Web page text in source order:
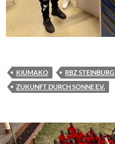
KIUMAKO RBZ STEINBURG
ZUKUNFT DURCH SONNE E.V.